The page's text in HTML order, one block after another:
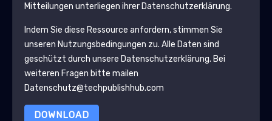
Mitteilungen unterliegen ihrer Datenschutzerklärung.
Indem Sie diese Ressource anfordern, stimmen Sie
unseren Nutzungsbedingungen zu. Alle Daten sind
geschützt durch unsere Datenschutzerklärung. Bei
weiteren Fragen bitte mailen
Datenschutz@techpublishhub.com
DOWNLOAD